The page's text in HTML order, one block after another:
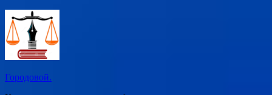
Перейти
содержимому
Городовой.